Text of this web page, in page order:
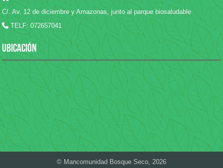
C/. Av. 12 de diciembre y Amazonas, junto al parque biosaludable
TELF: 072657041
UBICACIÓN
© Mancomunidad Bosque Seco, 2026